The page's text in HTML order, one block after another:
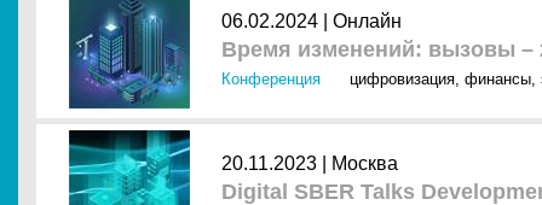
06.02.2024 | Онлайн
Время изменений: вызовы –
Конференция цифровизация, финансы,
20.11.2023 | Москва
Digital SBER Talks